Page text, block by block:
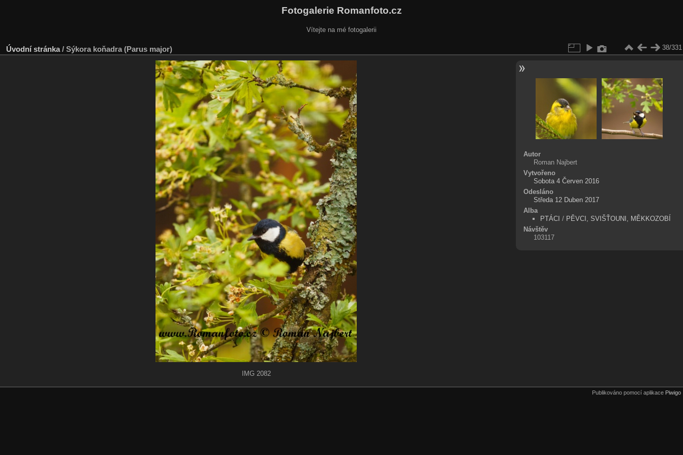
Fotogalerie Romanfoto.cz
Vítejte na mé fotogalerii
Úvodní stránka/ Sýkora koňadra (Parus major) 38/331
IMG 2082
Autor
Roman Najbert
Vytvořeno
Sobota 4 Červen 2016
Odesláno
Středa 12 Duben 2017
Alba
PTÁCI / PĚVCI, SVIŠŤOUNI, MĚKKOZOBÍ
Návštěv
103117
Publikováno pomocí aplikace Piwigo